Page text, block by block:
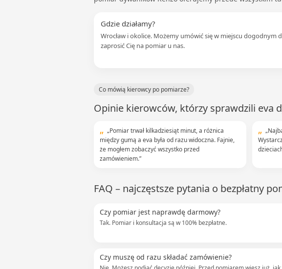
Gdzie działamy?
Wrocław i okolice. Możemy umówić się w miejscu dogodnym
zaprosić Cię na pomiar u nas.
Co mówią kierowcy po pomiarze?
Opinie kierowców, którzy sprawdzili eva
„Pomiar trwał kilkadziesiąt minut, a różnica
między gumą a eva była od razu widoczna. Fajnie,
że mogłem zobaczyć wszystko przed
zamówieniem.”
FAQ – najczęstsze pytania o bezpłatny
Czy pomiar jest naprawdę darmowy?
Tak. Pomiar i konsultacja są w 100% bezpłatne.
Czy muszę od razu składać zamówienie?